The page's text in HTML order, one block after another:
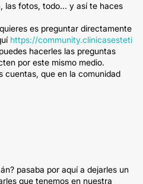
las fotos, todo... y así te haces
es preguntar directamente
https://community.clinicasesteti
puedes hacerles las preguntas
por este mismo medio.
cuentas, que en la comunidad
pasaba por aquí a dejarles un
que tenemos en nuestra